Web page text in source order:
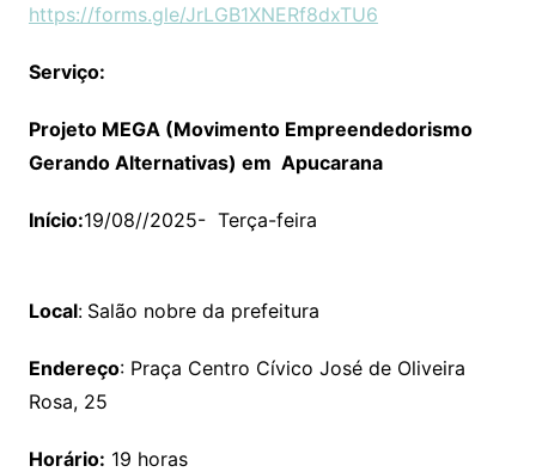
https://forms.gle/JrLGB1XNERf8dxTU6
Serviço:
Projeto MEGA (Movimento Empreendedorismo
Gerando Alternativas) em Apucarana
Início:19/08//2025- Terça-feira
Local: Salão nobre da prefeitura
Endereço: Praça Centro Cívico José de Oliveira
Rosa, 25
Horário: 19 horas